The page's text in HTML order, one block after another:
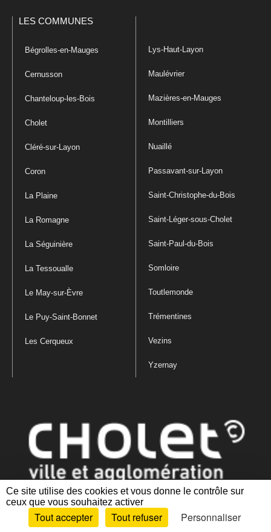
Ce site utilise des cookies et vous donne le contrôle sur
ceux que vous souhaitez activer
Tout accepter Tout refuser
Personnaliser
LES COMMUNES
Bégrolles-en-Mauges
Cernusson
Chanteloup-les-Bois
Cholet
Cléré-sur-Layon
Coron
La Plaine
La Romagne
La Séguinière
La Tessoualle
Le May-sur-Èvre
Le Puy-Saint-Bonnet
Les Cerqueux
Lys-Haut-Layon
Maulévrier
Mazières-en-Mauges
Montilliers
Nuaillé
Passavant-sur-Layon
Saint-Christophe-du-Bois
Saint-Léger-sous-Cholet
Saint-Paul-du-Bois
Somloire
Toutlemonde
Trémentines
Vezins
Yzernay
Mentions légales|Politique de confidentialité
des cookies |Plan du site Accessibilité : partiellement conforme